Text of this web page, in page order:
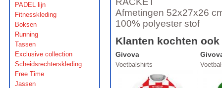
PADEL lijn
Fitnesskleding
Boksen
Running
Tassen
Exclusive collection
Scheidsrechterskleding
Free Time
Jassen
Afmetingen 52x27x26
100% polyester stof
Klanten kochten ook
Givova
Voetbalshirts